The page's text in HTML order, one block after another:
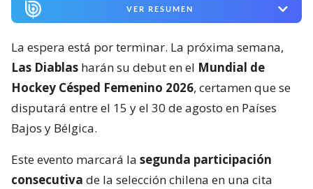
VER RESUMEN
La espera está por terminar. La próxima semana,
Las Diablas harán su debut en el Mundial de
Hockey Césped Femenino 2026, certamen que se
disputará entre el 15 y el 30 de agosto en Países
Bajos y Bélgica.
Este evento marcará la segunda participación
consecutiva de la selección chilena en una cita